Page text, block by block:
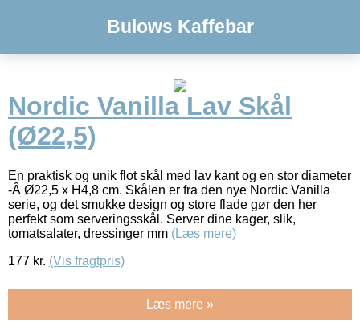
Bulows Kaffebar
Nordic Vanilla Lav Skål
(Ø22,5)
En praktisk og unik flot skål med lav kant og en stor diameter
-Â Ø22,5 x H4,8 cm. Skålen er fra den nye Nordic Vanilla
serie, og det smukke design og store flade gør den her
perfekt som serveringsskål. Server dine kager, slik,
tomatsalater, dressinger mm (Læs mere)
177 kr. (Vis fragtpris)
Læs mere »